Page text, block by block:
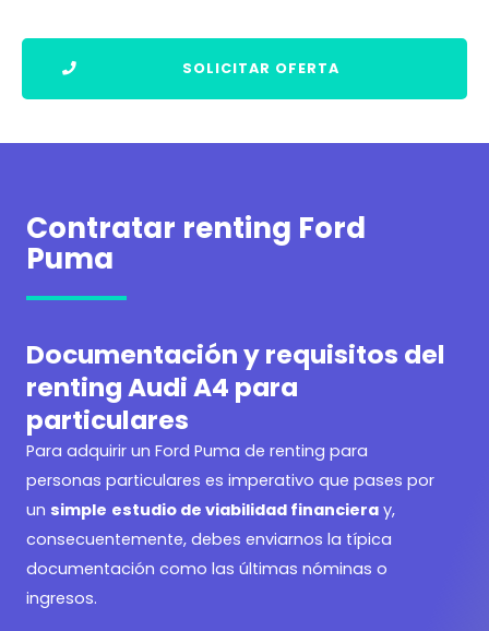
SOLICITAR OFERTA
Contratar renting Ford
Puma
Documentación y requisitos del
renting Audi A4 para
particulares
Para adquirir un Ford Puma de renting para
personas particulares es imperativo que pases por
un simple estudio de viabilidad financiera y,
consecuentemente, debes enviarnos la típica
documentación como las últimas nóminas o
ingresos.